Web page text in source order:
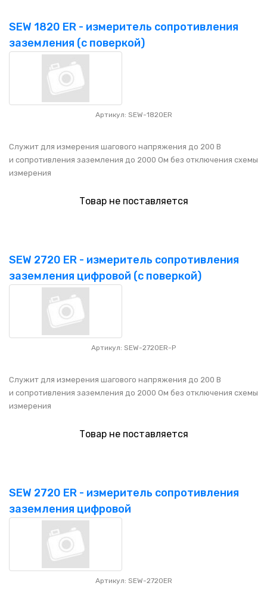
SEW 1820 ER - измеритель сопротивления
заземления (с поверкой)
Артикул: SEW-1820ER
Служит для измерения шагового напряжения до 200 В
и сопротивления заземления до 2000 Ом без отключения схемы
измерения
Товар не поставляется
SEW 2720 ER - измеритель сопротивления
заземления цифровой (с поверкой)
Артикул: SEW-2720ER-P
Служит для измерения шагового напряжения до 200 В
и сопротивления заземления до 2000 Ом без отключения схемы
измерения
Товар не поставляется
SEW 2720 ER - измеритель сопротивления
заземления цифровой
Артикул: SEW-2720ER